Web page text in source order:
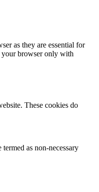
as they are essential for
your browser only with
These cookies do
as non-necessary